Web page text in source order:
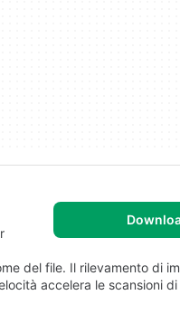
del file. Il rilevamento di
accelera le scansioni